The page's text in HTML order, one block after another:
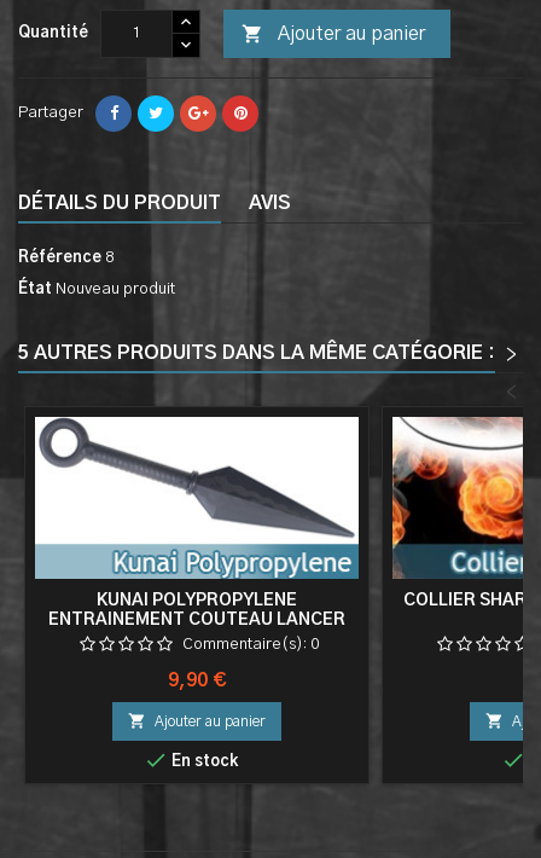
Quantité  Ajouter au panier
Partager
DÉTAILS DU PRODUIT AVIS
Référence 8
État Nouveau produit
5 AUTRES PRODUITS DANS LA MÊME CATÉGORIE :
>
<
KUNAI POLYPROPYLENE
ENTRAINEMENT COUTEAU LANCER
Commentaire(s): 0
Prix
9,90 €
 Ajouter au panier
 En stock
COLLIER

